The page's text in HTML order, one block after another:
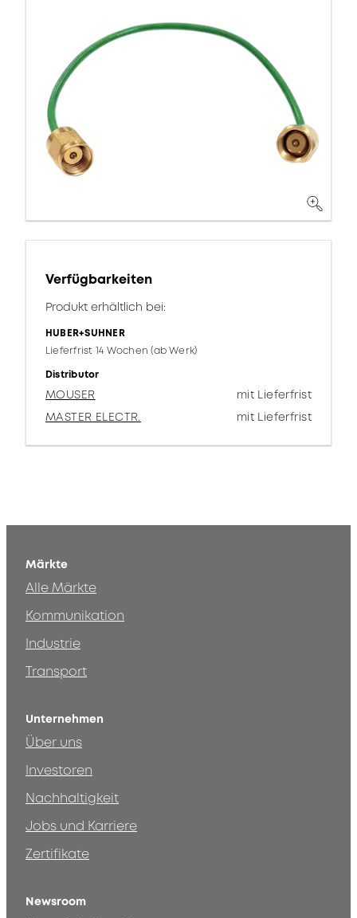
Verfügbarkeiten
Produkt erhältlich bei:
HUBER+SUHNER
Lieferfrist 14 Wochen (ab Werk)
Distributor
MOUSER
mit Lieferfrist
MASTER ELECTR.
mit Lieferfrist
Märkte
Alle Märkte
Kommunikation
Industrie
Transport
Unternehmen
Über uns
Investoren
Nachhaltigkeit
Jobs und Karriere
Zertifikate
Newsroom